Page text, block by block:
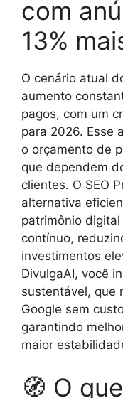
com
13%
O cenário atual
aumento
pagos, com um
para 2026. Esse
o orçamento de
que dependem
clientes. O SEO
alternativa
patrimônio
contínuo,
investimentos
DivulgaAI, você
sustentável, que
Google sem
garantindo
maior
🧭 O